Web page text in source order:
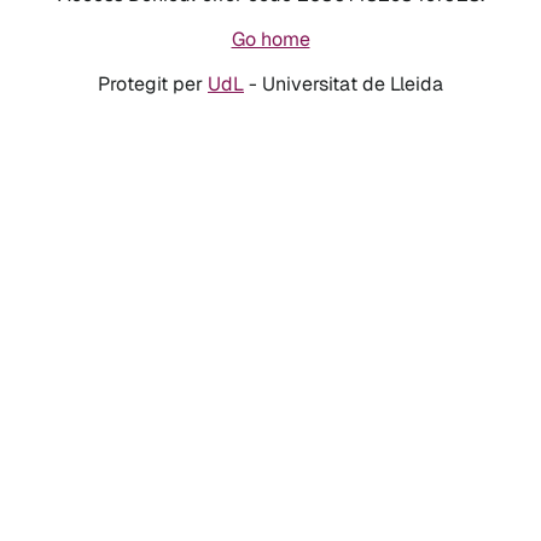
Go home
Protegit per UdL- Universitat de Lleida